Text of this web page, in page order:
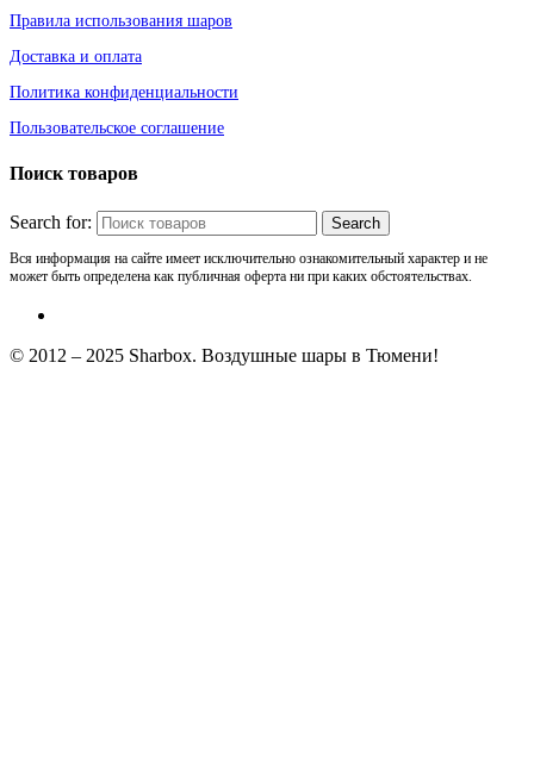
Правила использования шаров
Доставка и оплата
Политика конфиденциальности
Пользовательское соглашение
Поиск товаров
Search for:
Вся информация на сайте имеет исключительно ознакомительный характер и не
может быть определена как публичная оферта ни при каких обстоятельствах.
© 2012 – 2025 Sharbox. Воздушные шары в Тюмени!